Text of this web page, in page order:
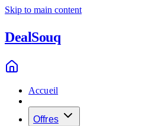
Skip to main content
DealSouq
Accueil
Offres